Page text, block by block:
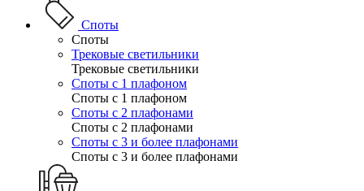
Споты
Споты
Трековые светильники
Трековые светильники
Споты с 1 плафоном
Споты с 1 плафоном
Споты с 2 плафонами
Споты с 2 плафонами
Споты с 3 и более плафонами
Споты с 3 и более плафонами